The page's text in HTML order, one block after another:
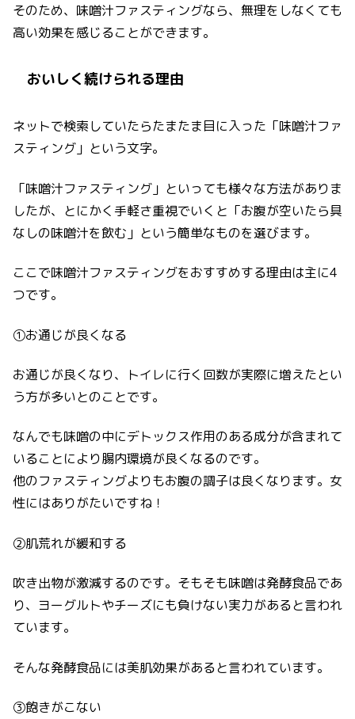
そのため、味噌汁ファスティングなら、無理をしなくても
高い効果を感じることができます。
おいしく続けられる理由
ネットで検索していたらたまたま目に入った「味噌汁ファ
スティング」という文字。
「味噌汁ファスティング」といっても様々な方法がありま
したが、とにかく手軽さ重視でいくと「お腹が空いたら具
なしの味噌汁を飲む」という簡単なものを選びます。
ここで味噌汁ファスティングをおすすめする理由は主に4
つです。
①お通じが良くなる
お通じが良くなり、トイレに行く回数が実際に増えたとい
う方が多いとのことです。
なんでも味噌の中にデトックス作用のある成分が含まれて
いることにより腸内環境が良くなるのです。
他のファスティングよりもお腹の調子は良くなります。女
性にはありがたいですね！
②肌荒れが緩和する
吹き出物が激減するのです。そもそも味噌は発酵食品であ
り、ヨーグルトやチーズにも負けない実力があると言われ
ています。
そんな発酵食品には美肌効果があると言われています。
③飽きがこない